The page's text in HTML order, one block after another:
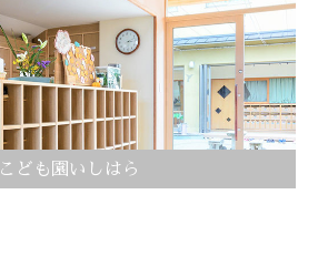
こども園いしはら